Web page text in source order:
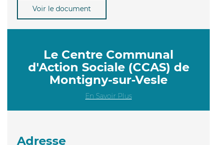
Voir le document
Le Centre Communal
d'Action Sociale (CCAS) de
Montigny-sur-Vesle
En Savoir Plus
Adresse